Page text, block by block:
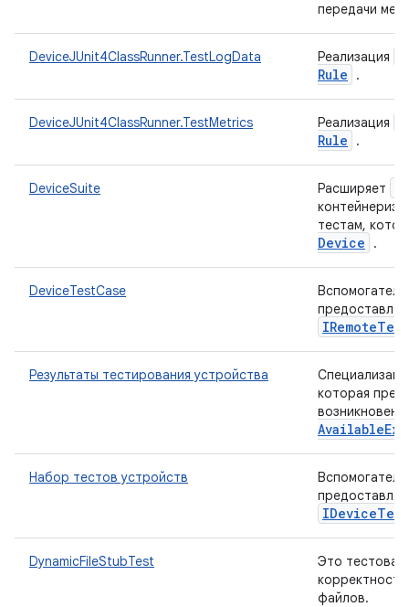
передачи
DeviceJUnit4ClassRunner.TestLogData Реализация
Rule
.
DeviceJUnit4ClassRunner.TestMetrics Реализация
Rule
.
DeviceSuite Расширяет
тестам,
Device .
DeviceTestCase
IRemoteTest
Результаты тестирования устройства
которая
Available
Набор тестов устройств
IDeviceTest
DynamicFileStubTest
Это тестовая
файлов.